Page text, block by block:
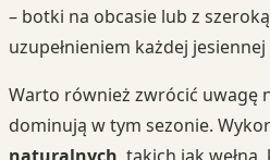
– botki na obcasie lub z
uzupełnieniem każdej
Warto również zwrócić uwagę
dominują w tym sezonie.